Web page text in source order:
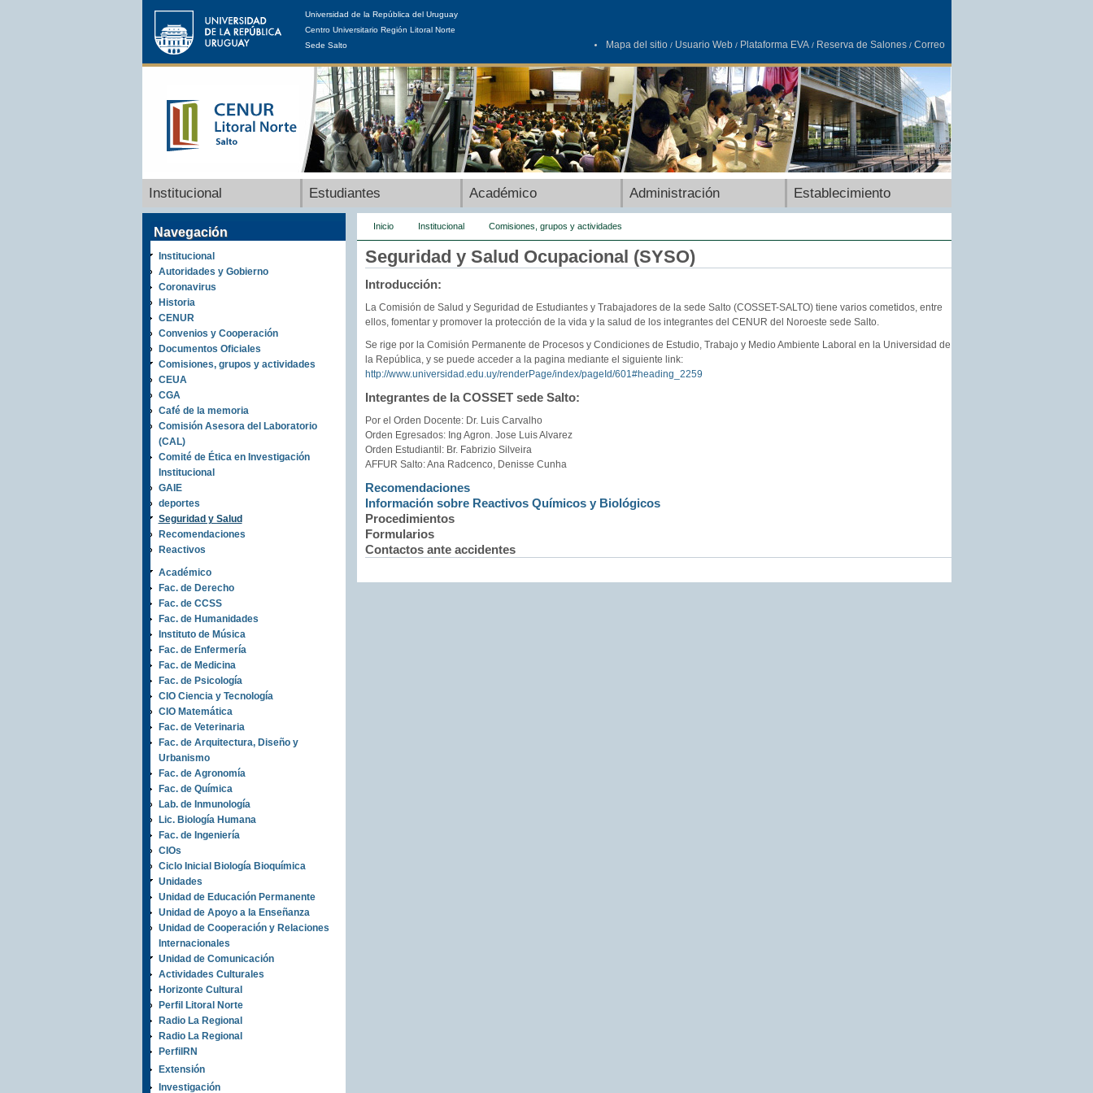
Universidad de la República del Uruguay
Centro Universitario Región Litoral Norte
Sede Salto
Mapa del sitio/ Usuario Web/ Plataforma EVA/ Reserva de Salones/ Correo
Institucional Estudiantes Académico Administración Establecimiento
Navegación
Institucional
Autoridades y Gobierno
Coronavirus
Historia
CENUR
Convenios y Cooperación
Documentos Oficiales
Comisiones, grupos y actividades
CEUA
CGA
Café de la memoria
Comisión Asesora del Laboratorio
(CAL)
Comité de Ética en Investigación
Institucional
GAIE
deportes
Seguridad y Salud
Recomendaciones
Reactivos
Académico
Fac. de Derecho
Fac. de CCSS
Fac. de Humanidades
Instituto de Música
Fac. de Enfermería
Fac. de Medicina
Fac. de Psicología
CIO Ciencia y Tecnología
CIO Matemática
Fac. de Veterinaria
Fac. de Arquitectura, Diseño y
Urbanismo
Fac. de Agronomía
Fac. de Química
Lab. de Inmunología
Lic. Biología Humana
Fac. de Ingeniería
CIOs
Ciclo Inicial Biología Bioquímica
Unidades
Unidad de Educación Permanente
Unidad de Apoyo a la Enseñanza
Unidad de Cooperación y Relaciones
Internacionales
Unidad de Comunicación
Actividades Culturales
Horizonte Cultural
Perfil Litoral Norte
Radio La Regional
Radio La Regional
PerfilRN
Extensión
Investigación
Inicio Institucional Comisiones, grupos y actividades
Seguridad y Salud Ocupacional (SYSO)
Introducción:
La Comisión de Salud y Seguridad de Estudiantes y Trabajadores de la sede Salto (COSSET-SALTO) tiene varios cometidos, entre
ellos, fomentar y promover la protección de la vida y la salud de los integrantes del CENUR del Noroeste sede Salto.
Se rige por la Comisión Permanente de Procesos y Condiciones de Estudio, Trabajo y Medio Ambiente Laboral en la Universidad de
la República, y se puede acceder a la pagina mediante el siguiente link:
http://www.universidad.edu.uy/renderPage/index/pageId/601#heading_2259
Integrantes de la COSSET sede Salto:
Por el Orden Docente: Dr. Luis Carvalho
Orden Egresados: Ing Agron. Jose Luis Alvarez
Orden Estudiantil: Br. Fabrizio Silveira
AFFUR Salto: Ana Radcenco, Denisse Cunha
Recomendaciones
Información sobre Reactivos Químicos y Biológicos
Procedimientos
Formularios
Contactos ante accidentes